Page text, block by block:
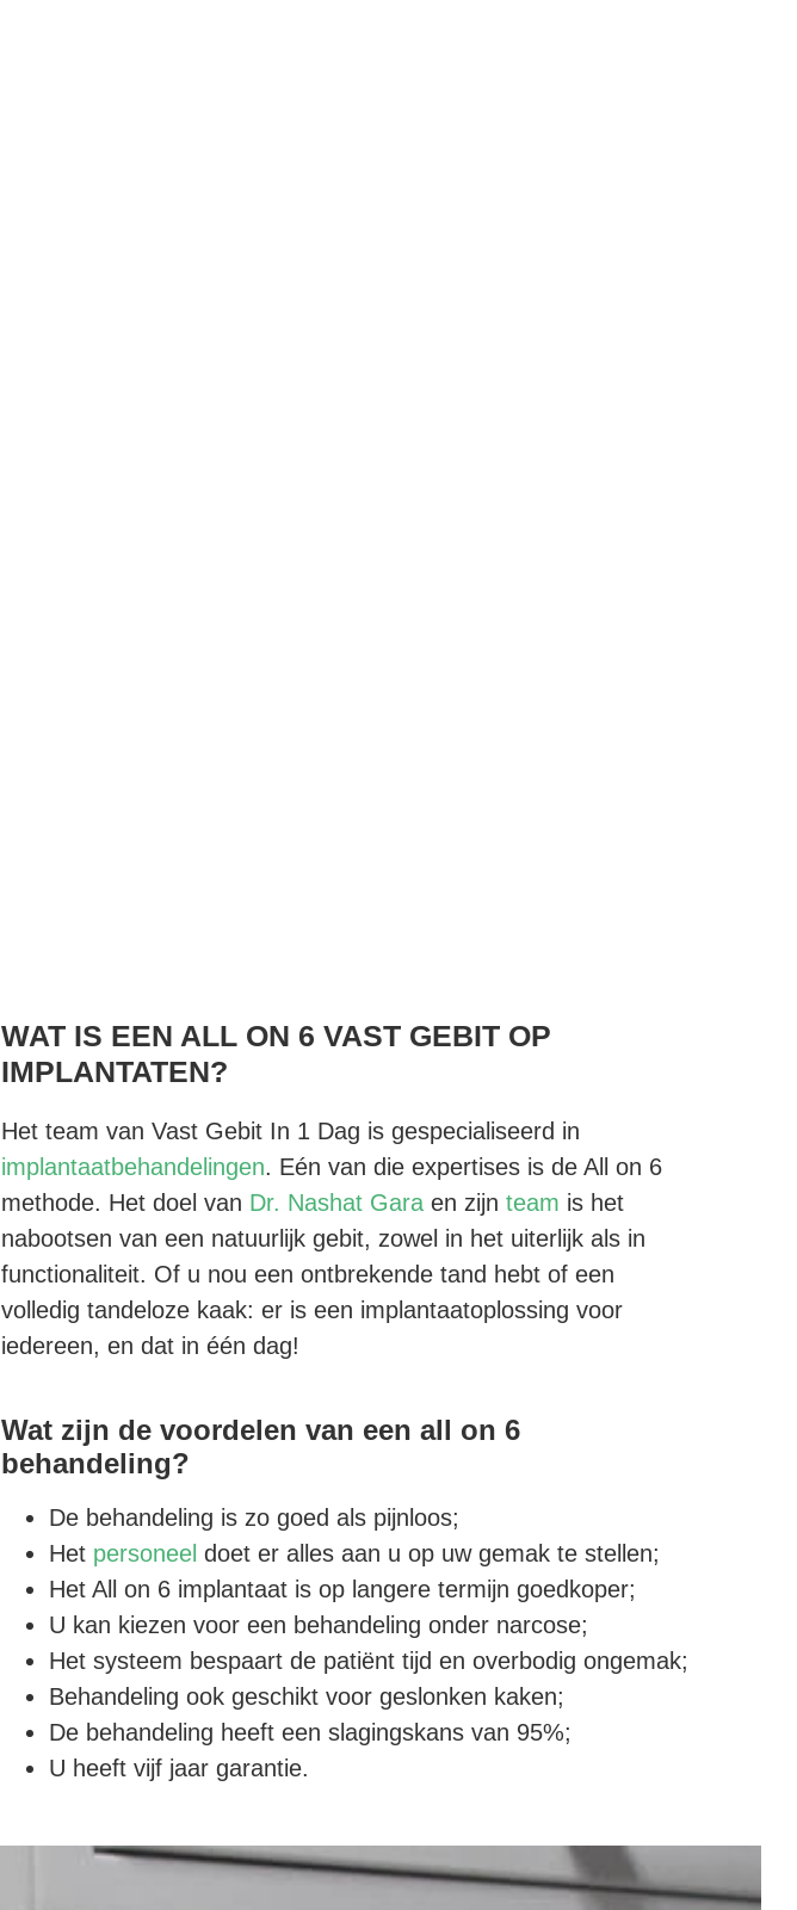
WAT IS EEN ALL ON 6 VAST GEBIT OP
IMPLANTATEN?
Het team van Vast Gebit In 1 Dag is gespecialiseerd in
implantaatbehandelingen. Eén van die expertises is de All on 6
methode. Het doel van Dr. Nashat Gara en zijnteam is het
nabootsen van een natuurlijk gebit, zowel in het uiterlijk als in
functionaliteit. Of u nou een ontbrekende tand hebt of een
volledig tandeloze kaak: er is een implantaatoplossing voor
iedereen, en dat in één dag!
Wat zijn de voordelen van een all on 6
behandeling?
De behandeling is zo goed als pijnloos;
Het personeel doet er alles aan u op uw gemak te stellen;
Het All on 6 implantaat is op langere termijn goedkoper;
U kan kiezen voor een behandeling onder narcose;
Het systeem bespaart de patiënt tijd en overbodig ongemak;
Behandeling ook geschikt voor geslonken kaken;
De behandeling heeft een slagingskans van 95%;
U heeft vijf jaar garantie.